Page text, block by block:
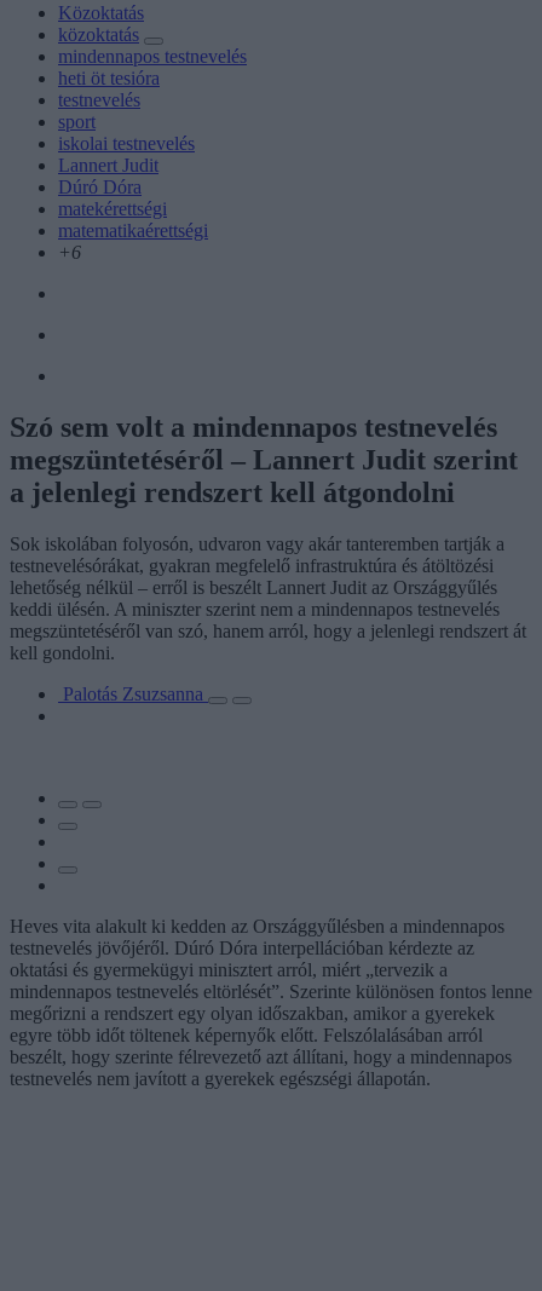
Közoktatás
közoktatás
mindennapos testnevelés
heti öt tesióra
testnevelés
sport
iskolai testnevelés
Lannert Judit
Dúró Dóra
matekérettségi
matematikaérettségi
+6
Szó sem volt a mindennapos testnevelés
megszüntetéséről – Lannert Judit szerint
a jelenlegi rendszert kell átgondolni
Sok iskolában folyosón, udvaron vagy akár tanteremben tartják a
testnevelésórákat, gyakran megfelelő infrastruktúra és átöltözési
lehetőség nélkül – erről is beszélt Lannert Judit az Országgyűlés
keddi ülésén. A miniszter szerint nem a mindennapos testnevelés
megszüntetéséről van szó, hanem arról, hogy a jelenlegi rendszert át
kell gondolni.
Palotás Zsuzsanna
Heves vita alakult ki kedden az Országgyűlésben a mindennapos
testnevelés jövőjéről. Dúró Dóra interpellációban kérdezte az
oktatási és gyermekügyi minisztert arról, miért „tervezik a
mindennapos testnevelés eltörlését”. Szerinte különösen fontos lenne
megőrizni a rendszert egy olyan időszakban, amikor a gyerekek
egyre több időt töltenek képernyők előtt. Felszólalásában arról
beszélt, hogy szerinte félrevezető azt állítani, hogy a mindennapos
testnevelés nem javított a gyerekek egészségi állapotán.